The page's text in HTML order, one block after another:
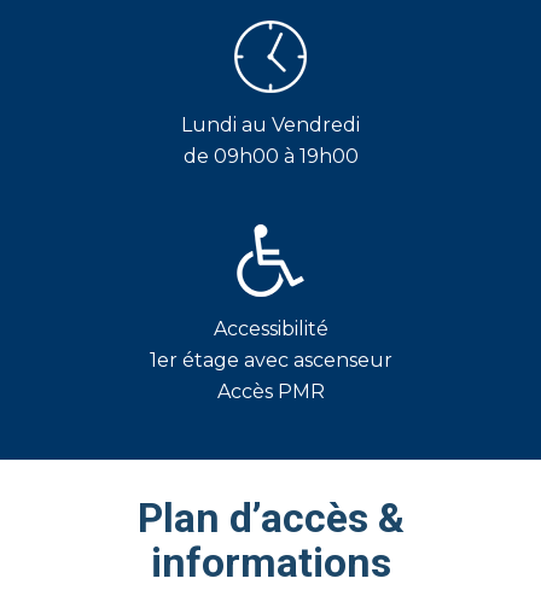
Lundi au Vendredi
de 09h00 à 19h00
Accessibilité
1er étage avec ascenseur
Accès PMR
Plan d’accès &
informations